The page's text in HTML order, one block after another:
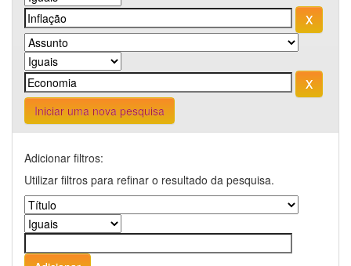
Iniciar uma nova pesquisa
Adicionar filtros:
Utilizar filtros para refinar o resultado da pesquisa.